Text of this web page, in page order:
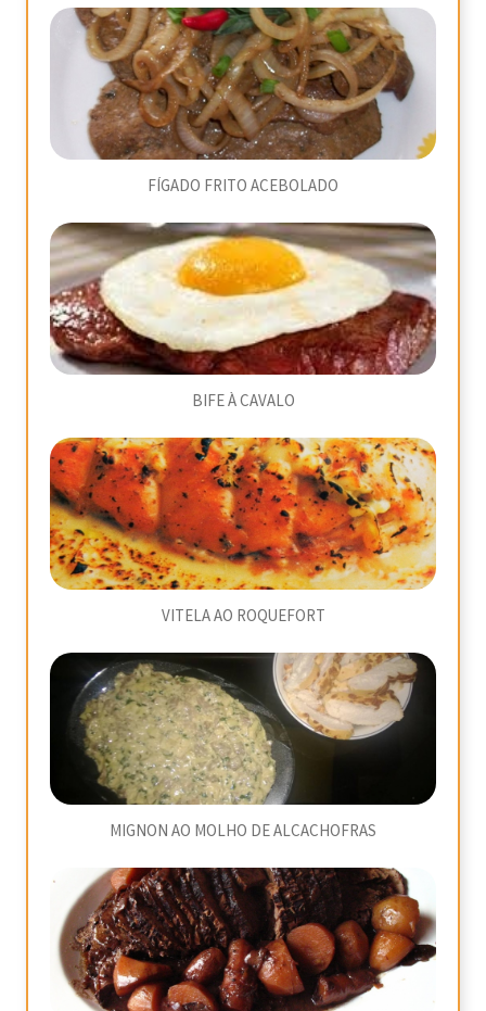
FÍGADO FRITO ACEBOLADO
BIFE À CAVALO
VITELA AO ROQUEFORT
MIGNON AO MOLHO DE ALCACHOFRAS